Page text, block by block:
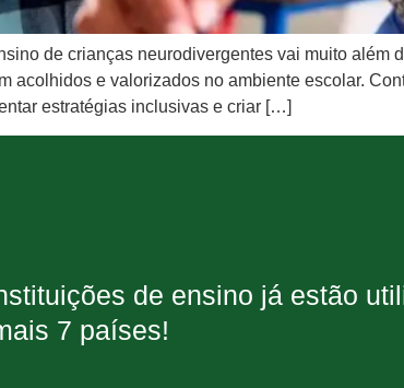
de crianças neurodivergentes vai muito
acolhidos e valorizados no ambiente escolar.
estratégias inclusivas e criar […]
de ensino já estão
7 países!